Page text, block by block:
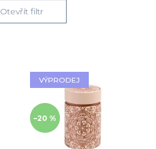
Otevřít filtr
VÝPRODEJ
–20 %